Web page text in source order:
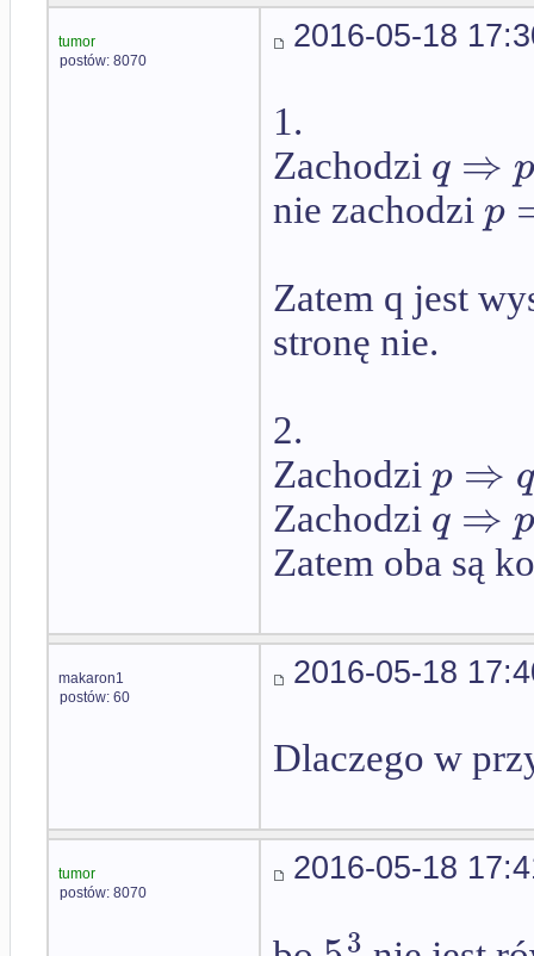
tumor
postów: 8070
2016-05-18
1.
Zachodzi q ⇒ p
nie zachodzi p
Zatem q jest
stronę nie.
2.
Zachodzi p ⇒ q
Zachodzi q ⇒ p
Zatem oba są
makaron1
postów: 60
2016-05-18
Dlaczego w
tumor
postów: 8070
2016-05-18
3